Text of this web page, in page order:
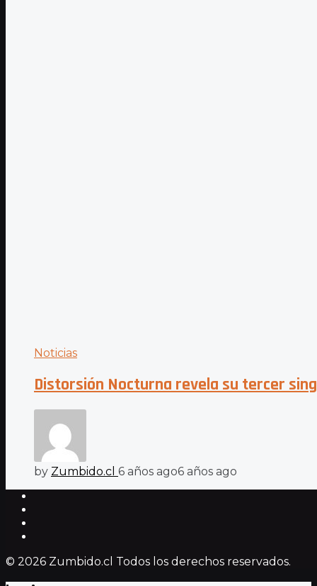
Noticias
Distorsión Nocturna revela su tercer
by Zumbido.cl 6 años ago6 años ago
© 2026 Zumbido.cl Todos los derechos reservados.